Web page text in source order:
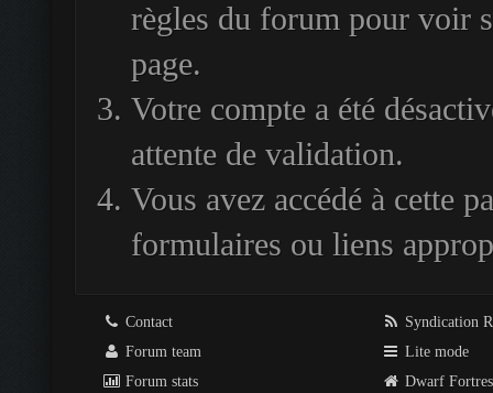
règles du forum pour voir
page.
Votre compte a été
attente de validation.
Vous avez accédé à cette
formulaires ou liens
Contact
Forum team
Forum stats
Syndication
Lite mode
Dwarf